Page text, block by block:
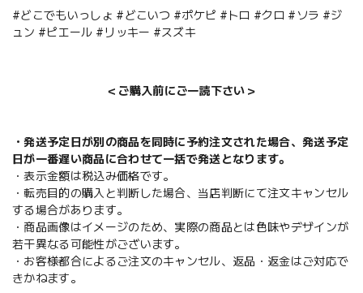
#どこでもいっしょ #どこいつ #ポケピ #トロ #クロ #ソラ #ジ
ュン #ピエール #リッキー #スズキ
＜ご購入前にご一読下さい＞
・発送予定日が別の商品を同時に予約注文された場合、発送予定
日が一番遅い商品に合わせて一括で発送となります。
・表示金額は税込み価格です。
・転売目的の購入と判断した場合、当店判断にて注文キャンセル
する場合があります。
・商品画像はイメージのため、実際の商品とは色味やデザインが
若干異なる可能性がございます。
・お客様都合によるご注文のキャンセル、返品・返金はご対応で
きかねます。